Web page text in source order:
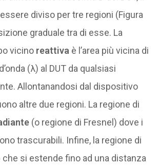
diviso per tre regioni (Figura
graduale tra di esse. La
vicino reattiva è l’area più vicina di
(λ) al DUT da qualsiasi
Allontanandosi dal dispositivo
altre due regioni. La regione di
(o regione di Fresnel) dove i
trascurabili. Infine, la regione di
che si estende fino ad una distanza